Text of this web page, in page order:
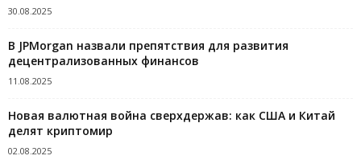
30.08.2025
В JPMorgan назвали препятствия для развития
децентрализованных финансов
11.08.2025
Новая валютная война сверхдержав: как США и Китай
делят криптомир
02.08.2025